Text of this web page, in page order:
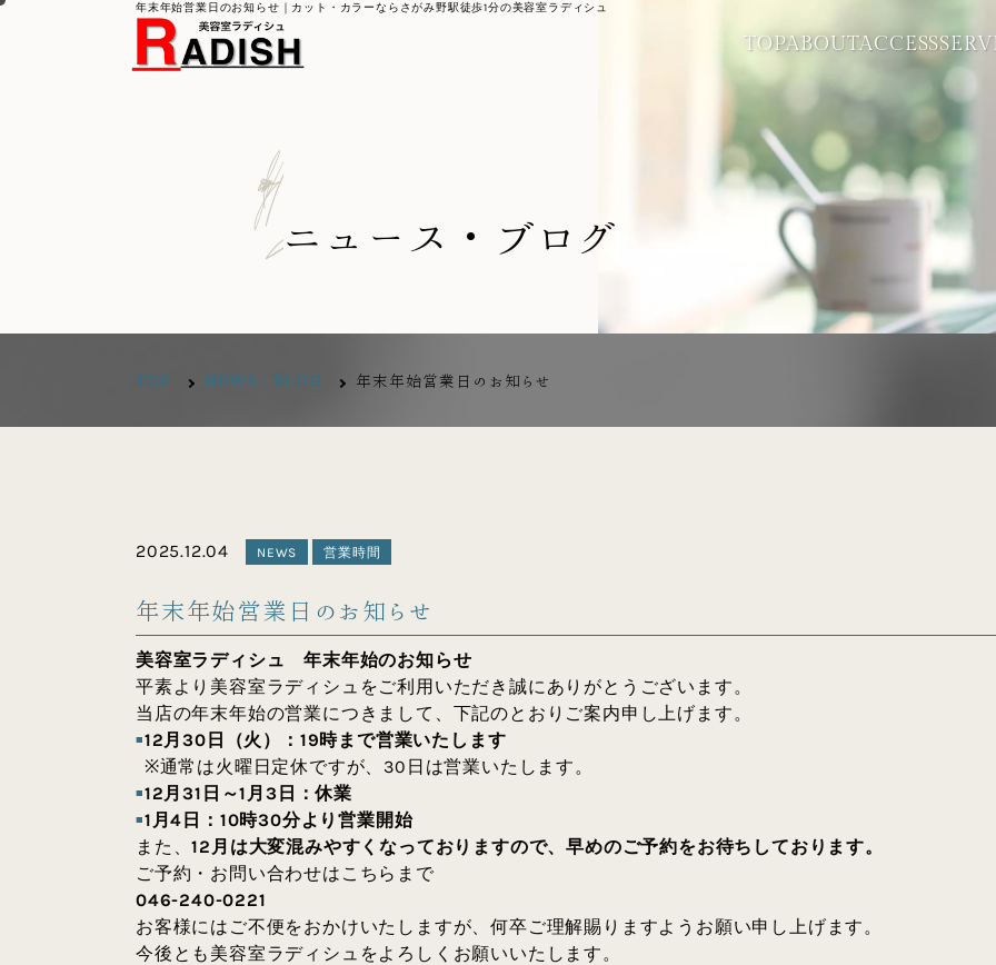
年末年始営業日のお知らせ｜カット・カラーならさがみ野駅徒歩1分の美容室ラディシュ
TOPABOUTACCESS
N
e
w
s
/
B
l
o
gニュース・ブログ
TOP NEWS・BLOG 年末年始営業日のお知らせ
2025.12.04 NEWS 営業時間
年末年始営業日のお知らせ
美容室ラディシュ 年末年始のお知らせ
平素より美容室ラディシュをご利用いただき誠にありがとうございます。
当店の年末年始の営業につきまして、下記のとおりご案内申し上げます。
12月30日（火）：19時まで営業いたします
※通常は火曜日定休ですが、30日は営業いたします。
12月31日～1月3日：休業
1月4日：10時30分より営業開始
また、12月は大変混みやすくなっておりますので、早めのご予約をお待ちしております。
ご予約・お問い合わせはこちらまで
046-240-0221
お客様にはご不便をおかけいたしますが、何卒ご理解賜りますようお願い申し上げます。
今後とも美容室ラディシュをよろしくお願いいたします。